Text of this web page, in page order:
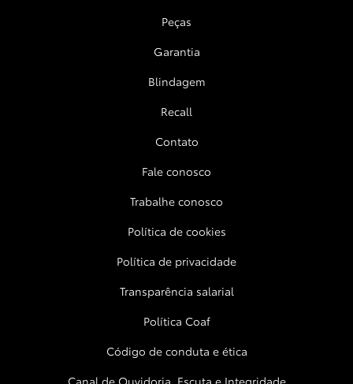
Peças
Garantia
Blindagem
Recall
Contato
Fale conosco
Trabalhe conosco
Política de cookies
Política de privacidade
Transparência salarial
Política Coaf
Código de conduta e ética
Canal de Ouvidoria, Escuta e Integridade